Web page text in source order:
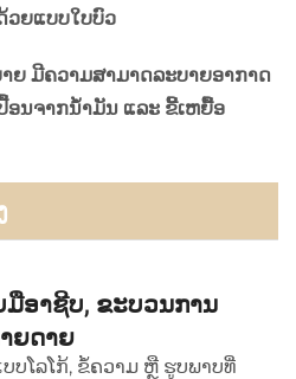
ວຍແບບໃບບົວ
ຍ ມີຄວາມສາມາດລະບາຍອາກາດ
ອນຈາກນ້ຳມັນ ແລະ ຂີ້ເຫຍື້ອ
ມືອາຊີບ, ຂະບວນການ
ຍດາຍ
ບໂລໂກ້, ຂໍ້ຄວາມ ຫຼື ຮູບພາບທີ່